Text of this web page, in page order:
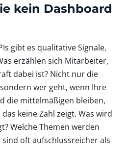
kein Dashboard
gibt es qualitative Signale,
erzählen sich Mitarbeiter,
dabei ist? Nicht nur die
wer geht, wenn Ihre
die mittelmäßigen bleiben,
keine Zahl zeigt. Was wird
Welche Themen werden
sind oft aufschlussreicher als